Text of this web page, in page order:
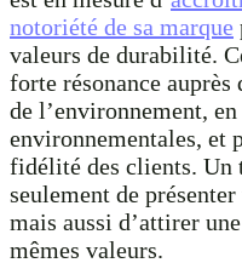
notoriété de sa marque
valeurs de durabilité.
forte résonance auprès
de l’environnement,
environnementales, et
fidélité des clients. Un
seulement de
mais aussi d’attirer
mêmes valeurs.